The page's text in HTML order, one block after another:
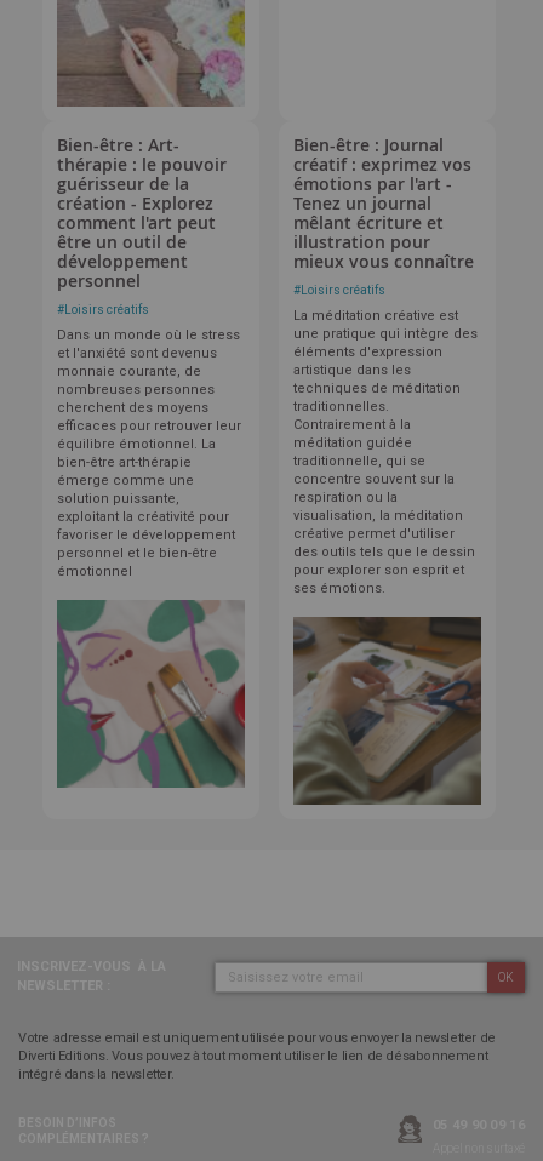
Bien-être : Art-
thérapie : le pouvoir
guérisseur de la
création - Explorez
comment l'art peut
être un outil de
développement
personnel
#Loisirs créatifs
Dans un monde où le stress
et l'anxiété sont devenus
monnaie courante, de
nombreuses personnes
cherchent des moyens
efficaces pour retrouver leur
équilibre émotionnel. La
bien-être art-thérapie
émerge comme une
solution puissante,
exploitant la créativité pour
favoriser le développement
personnel et le bien-être
émotionnel
Bien-être : Journal
créatif : exprimez vos
émotions par l'art -
Tenez un journal
mêlant écriture et
illustration pour
mieux vous connaître
#Loisirs créatifs
La méditation créative est
une pratique qui intègre des
éléments d'expression
artistique dans les
techniques de méditation
traditionnelles.
Contrairement à la
méditation guidée
traditionnelle, qui se
concentre souvent sur la
respiration ou la
visualisation, la méditation
créative permet d'utiliser
des outils tels que le dessin
pour explorer son esprit et
ses émotions.
OK
Votre adresse email est uniquement utilisée pour vous envoyer la newsletter de
Diverti Editions. Vous pouvez à tout moment utiliser le lien de désabonnement
intégré dans la newsletter.